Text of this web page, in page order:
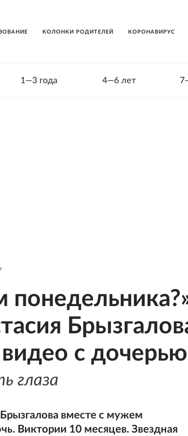
КОЛОНКИ РОДИТЕЛЕЙ КОРОНАВИРУС
1—3 года 4—6 лет
видео с дочерью
глаза
вместе с мужем
Виктории 10 месяцев. Звездная